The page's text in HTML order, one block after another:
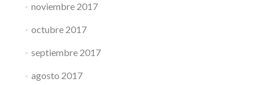
noviembre 2017
octubre 2017
septiembre 2017
agosto 2017